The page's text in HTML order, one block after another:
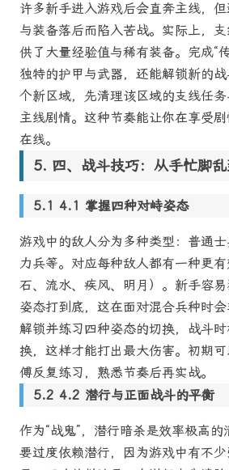
许多新手进入游戏后会直奔主线，
与装备落后而陷入苦战。实际上，
供了大量经验值与稀有装备。完成“
独特的护甲与武器，还能解锁新的
个新区域，先清理该区域的支线任
主线剧情。这种节奏能让你在享受
在线。
四、战斗技巧：从手忙脚
4.1 掌握四种对峙姿态
游戏中的敌人分为多种类型：普通
力兵等。对应每种敌人都有一种更
石、流水、疾风、明月）。新手容
姿态打到底，这在面对混合兵种时
解锁并练习四种姿态的切换，战斗
换，这样才能打出最大伤害。初期
傅反复练习，熟悉节奏后再实战。
4.2 潜行与正面战斗的平衡
作为“战鬼”，潜行暗杀是效率极高
要过度依赖潜行，因为游戏中有不